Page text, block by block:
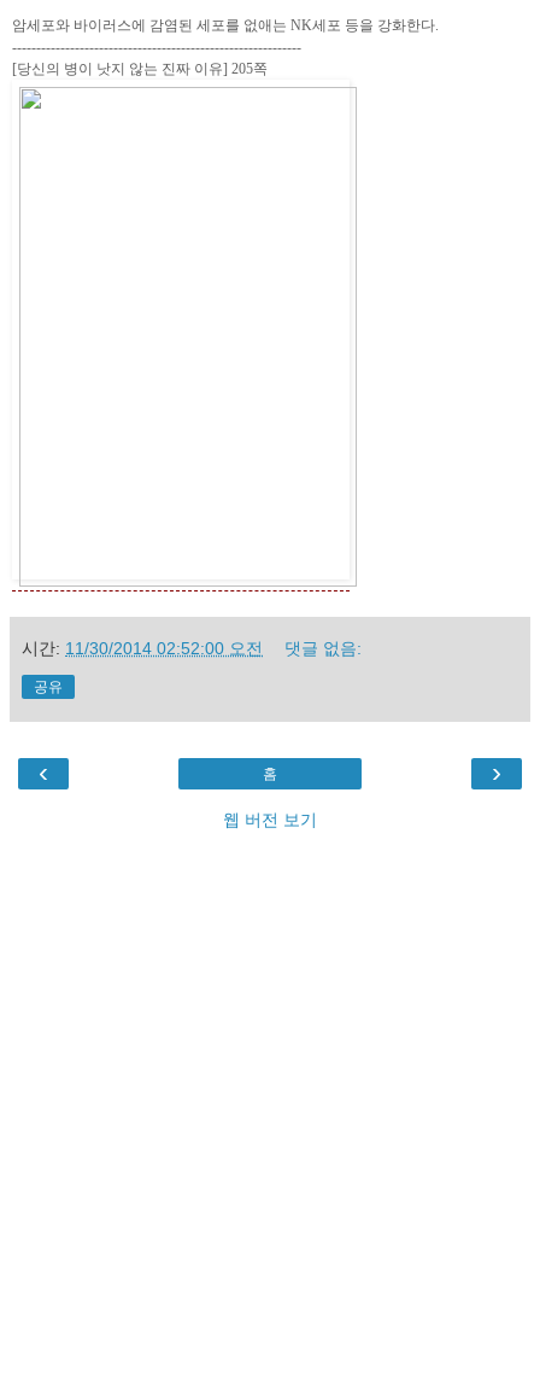
암세포와 바이러스에 감염된 세포를 없애는 NK세포 등을 강화한다.
------------------------------------------------------------
[당신의 병이 낫지 않는 진짜 이유] 205쪽
시간: 11/30/2014 02:52:00 오전 댓글 없음:
공유
‹ ›
홈
웹 버전 보기